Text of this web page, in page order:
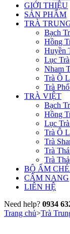
GIỚI THIỆU
SẢN PHẨM
TRÀ
Bạch
Hồng
Huyền
Lục Trà
Nham
Trà Ô
Trà
TRÀ VIỆT
Bạch
Hồng
Lục
Trà Ô
Trà
Trà
Trà
BỘ ẤM
CẨM NANG
LIÊN HỆ
Need help? 0934
Trang chủ>Trà